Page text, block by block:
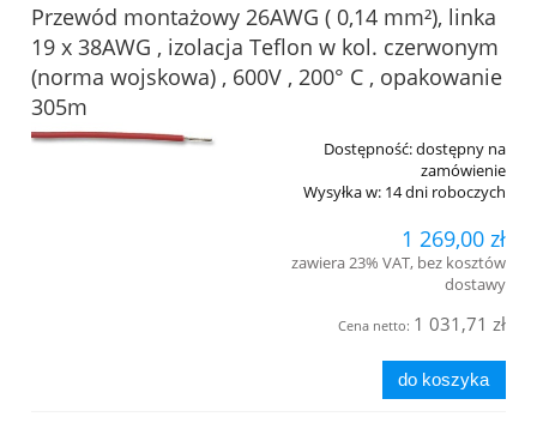
Przewód montażowy 26AWG ( 0,14 mm²), linka
19 x 38AWG , izolacja Teflon w kol. czerwonym
(norma wojskowa) , 600V , 200° C , opakowanie
305m
Dostępność:dostępny na
zamówienie
Wysyłka w: 14 dni roboczych
1 269,00 zł
zawiera 23% VAT, bez kosztów
dostawy
Cena netto: 1 031,71 zł
do koszyka